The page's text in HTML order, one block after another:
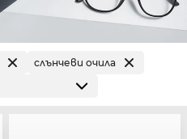
слънчеви очила